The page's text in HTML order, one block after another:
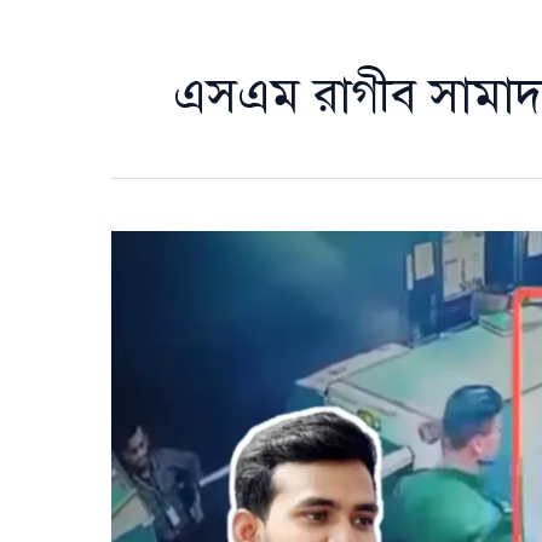
এসএম রাগীব সামাদ